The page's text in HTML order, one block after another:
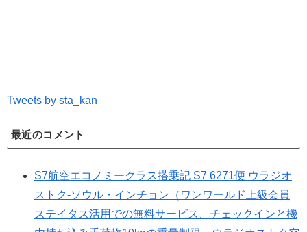
Tweets by sta_kan
最近のコメント
S7航空エコノミークラス搭乗記 S7 6271便 ウラジオ
ストク-ソウル・インチョン（ワンワールド上級会員
ステイタス活用での無料サービス、チェックインと機